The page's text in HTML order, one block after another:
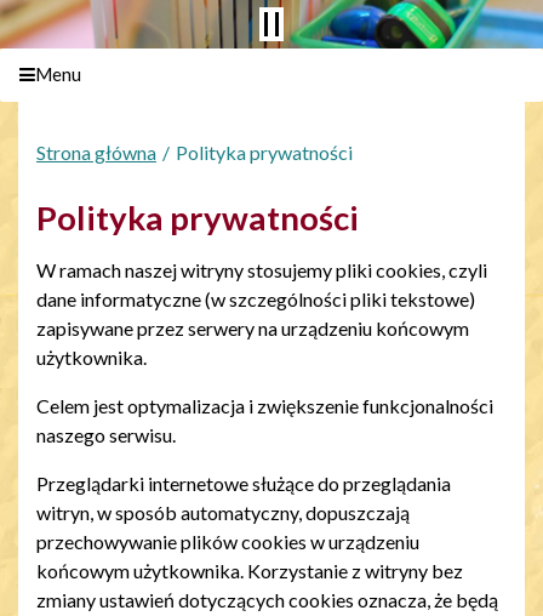
Menu
Strona główna Polityka prywatności
Polityka prywatności
W ramach naszej witryny stosujemy pliki cookies, czyli
dane informatyczne (w szczególności pliki tekstowe)
zapisywane przez serwery na urządzeniu końcowym
użytkownika.
Celem jest optymalizacja i zwiększenie funkcjonalności
naszego serwisu.
Przeglądarki internetowe służące do przeglądania
witryn, w sposób automatyczny, dopuszczają
przechowywanie plików cookies w urządzeniu
końcowym użytkownika. Korzystanie z witryny bez
zmiany ustawień dotyczących cookies oznacza, że będą